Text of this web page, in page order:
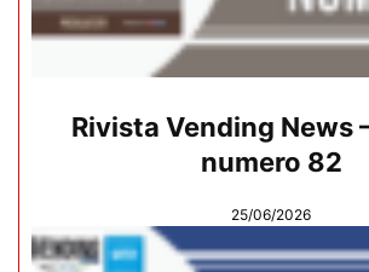
Rivista Vending News
numero 82
25/06/2026